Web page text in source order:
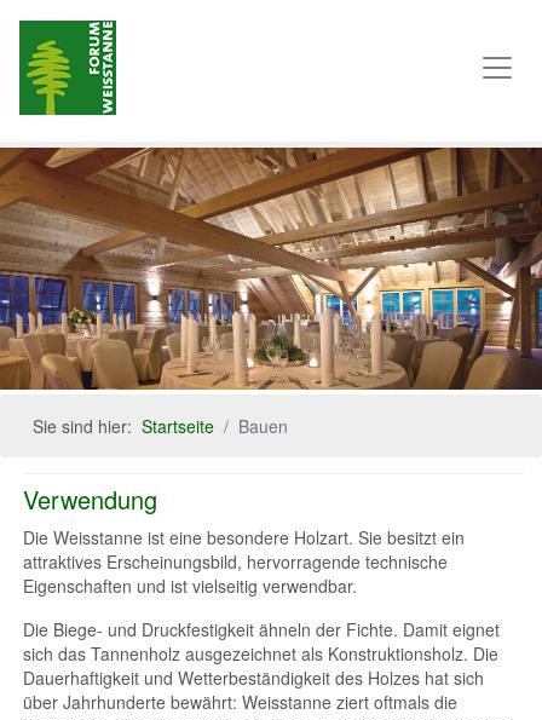
Sie sind hier:Startseite Bauen
Verwendung
Die Weisstanne ist eine besondere Holzart. Sie besitzt ein
attraktives Erscheinungsbild, hervorragende technische
Eigenschaften und ist vielseitig verwendbar.
Die Biege- und Druckfestigkeit ähneln der Fichte. Damit eignet
sich das Tannenholz ausgezeichnet als Konstruktionsholz. Die
Dauerhaftigkeit und Wetterbeständigkeit des Holzes hat sich
über Jahrhunderte bewährt: Weisstanne ziert oftmals die